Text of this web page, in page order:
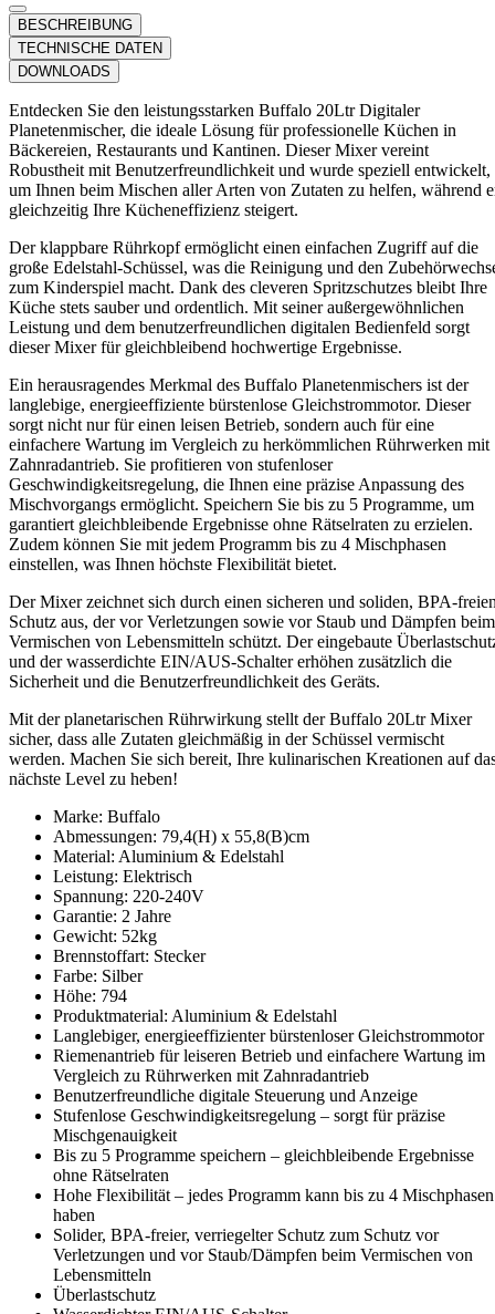
BESCHREIBUNG
TECHNISCHE DATEN
DOWNLOADS
Entdecken Sie den leistungsstarken Buffalo 20Ltr Digitaler
Planetenmischer, die ideale Lösung für professionelle Küchen in
Bäckereien, Restaurants und Kantinen. Dieser Mixer vereint
Robustheit mit Benutzerfreundlichkeit und wurde speziell entwickelt,
um Ihnen beim Mischen aller Arten von Zutaten zu helfen, während
gleichzeitig Ihre Kücheneffizienz steigert.
Der klappbare Rührkopf ermöglicht einen einfachen Zugriff auf die
große Edelstahl-Schüssel, was die Reinigung und den
zum Kinderspiel macht. Dank des cleveren Spritzschutzes bleibt Ihre
Küche stets sauber und ordentlich. Mit seiner außergewöhnlichen
Leistung und dem benutzerfreundlichen digitalen Bedienfeld sorgt
dieser Mixer für gleichbleibend hochwertige Ergebnisse.
Ein herausragendes Merkmal des Buffalo Planetenmischers ist der
langlebige, energieeffiziente bürstenlose Gleichstrommotor. Dieser
sorgt nicht nur für einen leisen Betrieb, sondern auch für eine
einfachere Wartung im Vergleich zu herkömmlichen Rührwerken mit
Zahnradantrieb. Sie profitieren von stufenloser
Geschwindigkeitsregelung, die Ihnen eine präzise Anpassung des
Mischvorgangs ermöglicht. Speichern Sie bis zu 5 Programme, um
garantiert gleichbleibende Ergebnisse ohne Rätselraten zu erzielen.
Zudem können Sie mit jedem Programm bis zu 4 Mischphasen
einstellen, was Ihnen höchste Flexibilität bietet.
Der Mixer zeichnet sich durch einen sicheren und soliden, BPA-
Schutz aus, der vor Verletzungen sowie vor Staub und Dämpfen beim
Vermischen von Lebensmitteln schützt. Der eingebaute
und der wasserdichte EIN/AUS-Schalter erhöhen zusätzlich die
Sicherheit und die Benutzerfreundlichkeit des Geräts.
Mit der planetarischen Rührwirkung stellt der Buffalo 20Ltr Mixer
sicher, dass alle Zutaten gleichmäßig in der Schüssel vermischt
werden. Machen Sie sich bereit, Ihre kulinarischen Kreationen auf
nächste Level zu heben!
Marke: Buffalo
Abmessungen: 79,4(H) x 55,8(B)cm
Material: Aluminium & Edelstahl
Leistung: Elektrisch
Spannung: 220-240V
Garantie: 2 Jahre
Gewicht: 52kg
Brennstoffart: Stecker
Farbe: Silber
Höhe: 794
Produktmaterial: Aluminium & Edelstahl
Langlebiger, energieeffizienter bürstenloser Gleichstrommotor
Riemenantrieb für leiseren Betrieb und einfachere Wartung im
Vergleich zu Rührwerken mit Zahnradantrieb
Benutzerfreundliche digitale Steuerung und Anzeige
Stufenlose Geschwindigkeitsregelung – sorgt für präzise
Mischgenauigkeit
Bis zu 5 Programme speichern – gleichbleibende Ergebnisse
ohne Rätselraten
Hohe Flexibilität – jedes Programm kann bis zu 4 Mischphasen
haben
Solider, BPA-freier, verriegelter Schutz zum Schutz vor
Verletzungen und vor Staub/Dämpfen beim Vermischen von
Lebensmitteln
Überlastschutz